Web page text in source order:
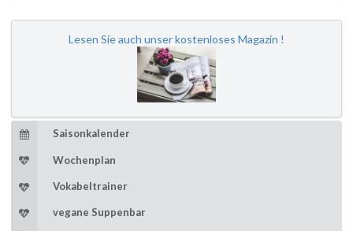
Lesen Sie auch unser kostenloses Magazin !
Saisonkalender
Wochenplan
Vokabeltrainer
vegane Suppenbar